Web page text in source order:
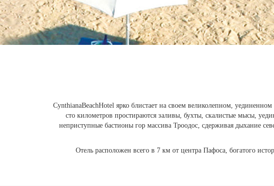
CynthianaBeachHotel ярко блистает на своем великолепном,
сто километров простираются заливы, бухты, скалистые мысы,
неприступные бастионы гор массива Троодос, сдерживая дыхание
Отель расположен всего в 7 км от центра Пафоса, богатого